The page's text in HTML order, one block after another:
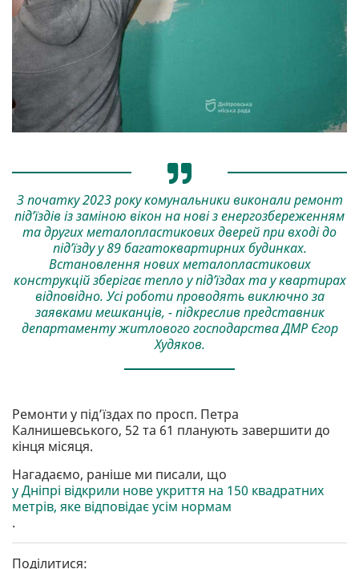
З початку 2023 року комунальники виконали ремонт
під’їздів із заміною вікон на нові з енергозбереженням
та других металопластикових дверей при вході до
під’їзду у 89 багатоквартирних будинках.
Встановлення нових металопластикових
конструкцій зберігає тепло у під’їздах та у квартирах
відповідно. Усі роботи проводять виключно за
заявками мешканців, - підкреслив представник
департаменту житлового господарства ДМР Єгор
Худяков.
Ремонти у під’їздах по просп. Петра
Калнишевського, 52 та 61 планують завершити до
кінця місяця.
Нагадаємо, раніше ми писали, що
у Дніпрі відкрили нове укриття на 150 квадратних
метрів, яке відповідає усім нормам
.
Поділитися: